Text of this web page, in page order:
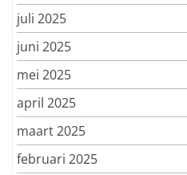
juli 2025
juni 2025
mei 2025
april 2025
maart 2025
februari 2025